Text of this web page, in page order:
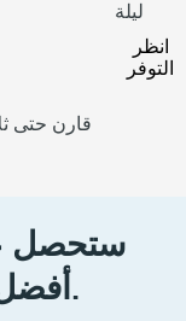
ليلة
انظر
التوفر
قارن حتى
أفضل الأسعار في متناول يدك.